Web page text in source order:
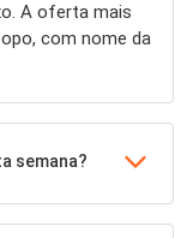
A oferta mais
com nome da
semana?